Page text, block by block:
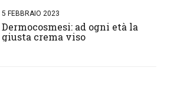
5 FEBBRAIO 2023
Dermocosmesi: ad ogni età la
giusta crema viso